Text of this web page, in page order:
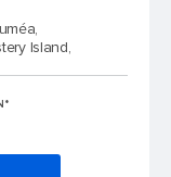
Island,